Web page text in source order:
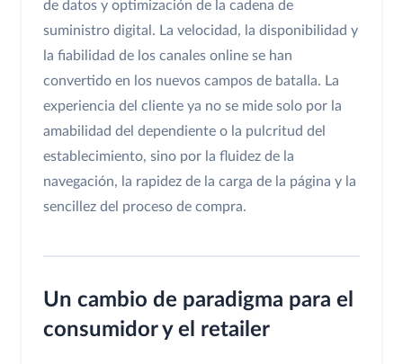
de datos y optimización de la cadena de
suministro digital. La velocidad, la disponibilidad y
la fiabilidad de los canales online se han
convertido en los nuevos campos de batalla. La
experiencia del cliente ya no se mide solo por la
amabilidad del dependiente o la pulcritud del
establecimiento, sino por la fluidez de la
navegación, la rapidez de la carga de la página y la
sencillez del proceso de compra.
Un cambio de paradigma para el
consumidor y el retailer